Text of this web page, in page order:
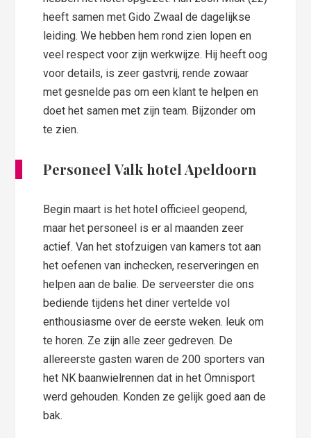
heeft samen met Gido Zwaal de dagelijkse
leiding. We hebben hem rond zien lopen en
veel respect voor zijn werkwijze. Hij heeft oog
voor details, is zeer gastvrij, rende zowaar
met gesnelde pas om een klant te helpen en
doet het samen met zijn team. Bijzonder om
te zien.
Personeel Valk hotel Apeldoorn
Begin maart is het hotel officieel geopend,
maar het personeel is er al maanden zeer
actief. Van het stofzuigen van kamers tot aan
het oefenen van inchecken, reserveringen en
helpen aan de balie. De serveerster die ons
bediende tijdens het diner vertelde vol
enthousiasme over de eerste weken. leuk om
te horen. Ze zijn alle zeer gedreven. De
allereerste gasten waren de 200 sporters van
het NK baanwielrennen dat in het Omnisport
werd gehouden. Konden ze gelijk goed aan de
bak.